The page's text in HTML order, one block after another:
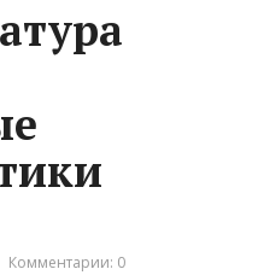
Комментарии: 0